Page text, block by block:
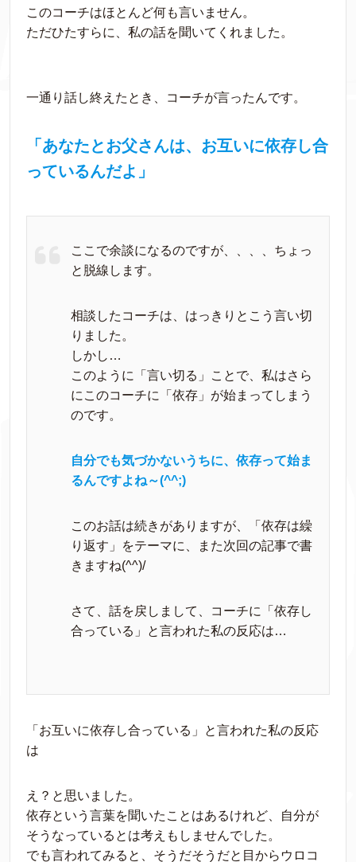
このコーチはほとんど何も言いません。
ただひたすらに、私の話を聞いてくれました。
一通り話し終えたとき、コーチが言ったんです。
「あなたとお父さんは、お互いに依存し合
っているんだよ」
ここで余談になるのですが、、、、ちょっ
と脱線します。
相談したコーチは、はっきりとこう言い切
りました。
しかし…
このように「言い切る」ことで、私はさら
にこのコーチに「依存」が始まってしまう
のです。
自分でも気づかないうちに、依存って始ま
るんですよね～(^^;)
このお話は続きがありますが、「依存は繰
り返す」をテーマに、また次回の記事で書
きますね(^^)/
さて、話を戻しまして、コーチに「依存し
合っている」と言われた私の反応は…
「お互いに依存し合っている」と言われた私の反応
は
え？と思いました。
依存という言葉を聞いたことはあるけれど、自分が
そうなっているとは考えもしませんでした。
でも言われてみると、そうだそうだと目からウロコ